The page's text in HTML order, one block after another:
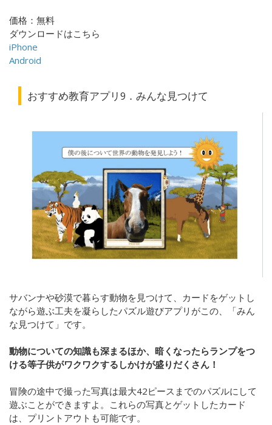
価格：無料
ダウンロードはこちら
iPhone
Android
おすすめ教育アプリ9．みんな見つけて
サバンナや砂漠で暮らす動物を見つけて、カードをゲットし
ながら遊ぶ工夫を凝らしたパズル遊びアプリがこの、「みん
な見つけて」です。
動物についての知識も深まるほか、暗くなったらランプをつ
ける等子供がワクワクするしかけが盛りだくさん！
冒険の途中で撮った写真は最大42ピースまでのパズルにして
遊ぶことができますよ。これらの写真とゲットしたカード
は、プリントアウトも可能です。